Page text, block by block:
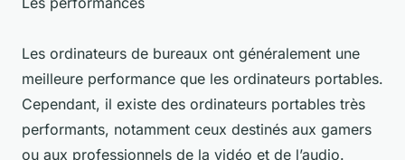
Les ordinateurs de bureaux ont généralement une
meilleure performance que les ordinateurs portables.
Cependant, il existe des ordinateurs portables très
performants, notamment ceux destinés aux gamers
ou aux professionnels de la vidéo et de l’audio.